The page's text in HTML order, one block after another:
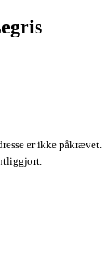
er ikke påkrævet.